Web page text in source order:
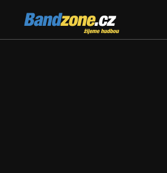
Bandzone.cz
žijeme hudbou